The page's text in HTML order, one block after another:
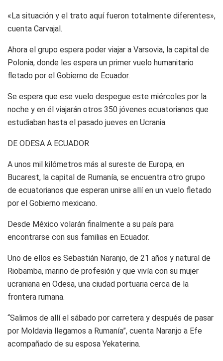
«La situación y el trato aquí fueron totalmente diferentes»,
cuenta Carvajal.
Ahora el grupo espera poder viajar a Varsovia, la capital de
Polonia, donde les espera un primer vuelo humanitario
fletado por el Gobierno de Ecuador.
Se espera que ese vuelo despegue este miércoles por la
noche y en él viajarán otros 350 jóvenes ecuatorianos que
estudiaban hasta el pasado jueves en Ucrania.
DE ODESA A ECUADOR
A unos mil kilómetros más al sureste de Europa, en
Bucarest, la capital de Rumanía, se encuentra otro grupo
de ecuatorianos que esperan unirse allí en un vuelo fletado
por el Gobierno mexicano.
Desde México volarán finalmente a su país para
encontrarse con sus familias en Ecuador.
Uno de ellos es Sebastián Naranjo, de 21 años y natural de
Riobamba, marino de profesión y que vivía con su mujer
ucraniana en Odesa, una ciudad portuaria cerca de la
frontera rumana.
“Salimos de allí el sábado por carretera y después de pasar
por Moldavia llegamos a Rumanía”, cuenta Naranjo a Efe
acompañado de su esposa Yekaterina.